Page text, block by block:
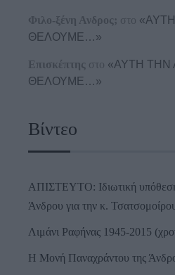
Φιλο-ξένη Ανδρος; στο
ΘΕΛΟΥΜΕ…»
Επισκέπτης στο «ΑΥΤΗ ΤΗΝ
ΘΕΛΟΥΜΕ…»
Βίντεο
ΑΠΙΣΤΕΥΤΟ: Ιδιωτική
Άνδρου για την κ.
Λιμάνι Ραφήνας 1945-2015
Η Μονή Παναχράντου της